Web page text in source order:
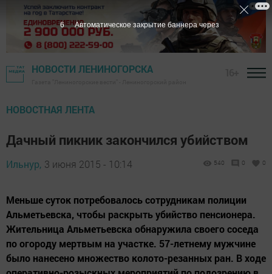
НОВОСТИ ЛЕНИНОГОРСКА
НОВОСТНАЯ ЛЕНТА
Дачный пикник закончился убийством
Ильнур, 3 июня 2015 - 10:14 540 0 0
Меньше суток потребовалось сотрудникам полиции
Альметьевска, чтобы раскрыть убийство пенсионера.
Жительница Альметьевска обнаружила своего соседа
по огороду мертвым на участке. 57-летнему мужчине
было нанесено множество колото-резанных ран. В ходе
5 Автоматическое закрытие баннера через